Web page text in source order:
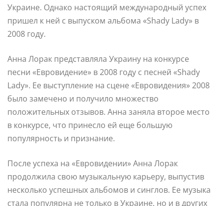
Украине. Однако настоящий международный успех
пришел к ней с выпуском альбома «Shady Lady» в
2008 году.
Анна Лорак представляла Украину на конкурсе
песни «Евровидение» в 2008 году с песней «Shady
Lady». Ее выступление на сцене «Евровидения» 2008
было замечено и получило множество
положительных отзывов. Анна заняла второе место
в конкурсе, что принесло ей еще большую
популярность и признание.
После успеха на «Евровидении» Анна Лорак
продолжила свою музыкальную карьеру, выпустив
несколько успешных альбомов и синглов. Ее музыка
стала популярна не только в Украине, но и в других